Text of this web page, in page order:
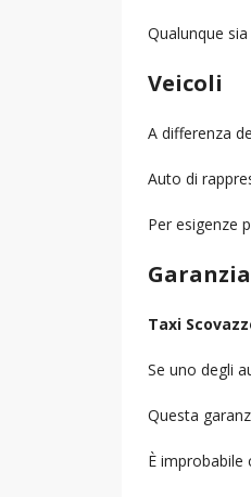
Qualunque
Veicoli
A differenza
Auto di
Per esigenze
Garanzia
Taxi
Se uno degli
Questa
È